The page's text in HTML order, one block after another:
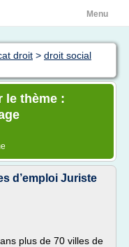
Menu
droit > droit social
le thème :
d’emploi Juriste
plus de 70 villes de